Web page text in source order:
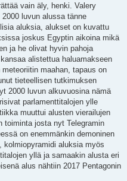
vain äly, henki. Valery
luvun alussa tänne
aluksia, alukset on kuvattu
joskus Egyptin aikoina mikä
ja he olivat hyvin pahoja
alistettua haluamakseen
maahan, tapaus on
tieteellisen tutkimuksen
2000 luvun alkuvuosina nämä
parlamenttitalojen ylle
muuttui alusten vierailujen
toiminta josta nyt Telegramin
on enemmänkin demoninen
kolmiopyramidi aluksia myös
yllä ja samaakin alusta eri
alus nähtiin 2017 Pentagonin